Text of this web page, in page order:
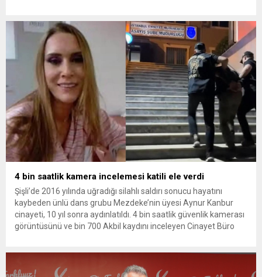
bulunan Dorukhan Büyükışık’a ilişkin yeniden açılan
soruşturmada tutuklamalar genişliyor. Son olarak dönemin...
4 bin saatlik kamera incelemesi katili ele verdi
Şişli’de 2016 yılında uğradığı silahlı saldırı sonucu hayatını
kaybeden ünlü dans grubu Mezdeke’nin üyesi Aynur Kanbur
cinayeti, 10 yıl sonra aydınlatıldı. 4 bin saatlik güvenlik kamerası
görüntüsünü ve bin 700 Akbil kaydını inceleyen Cinayet Büro